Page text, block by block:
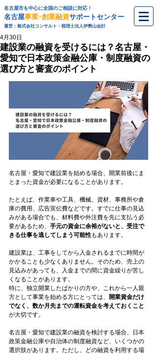
名古屋事業･創業融資サポートセンター
運営：株式会社コンサルト・税理士法人伊勢山会計
名古屋市を中心に全国のご相談に対応！
建設業の融資を受けるには？名古屋・
愛知で日本政策金融公庫・制度融資の
選び方と審査のポイント
4月30日
名古屋・愛知で建設業を始める場合、開業前後にま
とまった資金が必要になることがあります。
たとえば、作業車や工具、機械、資材、事務所や倉
庫の費用、広告宣伝費などです。すでに仕事の見込
みがある場合でも、材料費や外注費を先に支払う必
要があるため、 手元の資金に余裕がないと、受注で
きる仕事を逃してしまう可能性もあります。
建設業は、工事をしてから入金されるまでに時間が
かかることも少なくありません。そのため、売上の
見込みがあっても、入金までの間に資金繰りが苦し
くなることがあります。
特に、独立開業したばかりの方や、これから一人親
方として事業を始める方にとっては、 開業資金だけ
でなく、数か月先までの運転資金を考えておくこと
が大切です。
名古屋・愛知で建設業の融資を検討する場合、日本
政策金融公庫や自治体の制度融資など、いくつかの
選択肢があります。ただし、どの融資を利用する場